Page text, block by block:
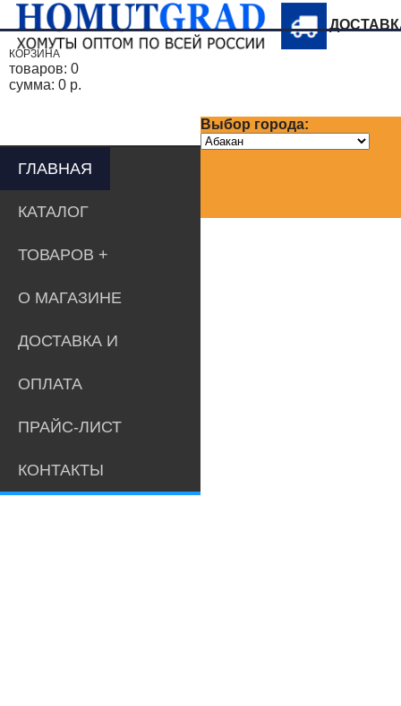
Выбор города:
КОРЗИНА
товаров: 0
сумма: 0 р.
ГЛАВНАЯ
КАТАЛОГ
ТОВАРОВ
О МАГАЗИНЕ
ДОСТАВКА И
ОПЛАТА
ПРАЙС-ЛИСТ
КОНТАКТЫ